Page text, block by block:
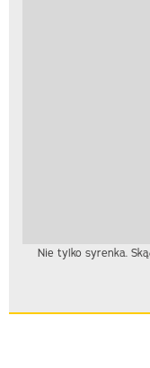
Nie tylko syrenka.